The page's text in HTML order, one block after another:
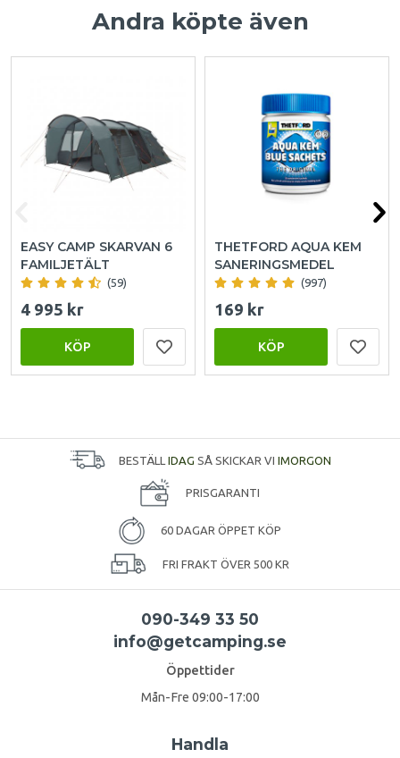
Andra köpte även
EASY CAMP SKARVAN 6
FAMILJETÄLT
(59)
4 995 kr
KÖP
THETFORD AQUA KEM
SANERINGSMEDEL
(997)
169 kr
KÖP
BESTÄLL IDAG SÅ SKICKAR VI IMORGON
PRISGARANTI
60 DAGAR ÖPPET KÖP
FRI FRAKT ÖVER 500 KR
090-349 33 50
info@getcamping.se
Öppettider
Mån-Fre 09:00-17:00
Handla